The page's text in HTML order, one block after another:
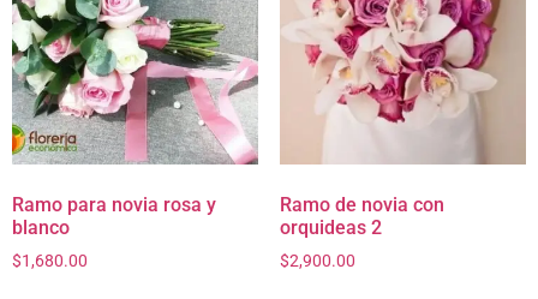
Ramo para novia rosa y
blanco
$1,680.00
Ramo de novia con
orquideas 2
$2,900.00